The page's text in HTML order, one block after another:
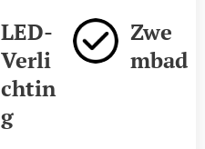
LED-
Verli
chtin
g
Zwe
mbad